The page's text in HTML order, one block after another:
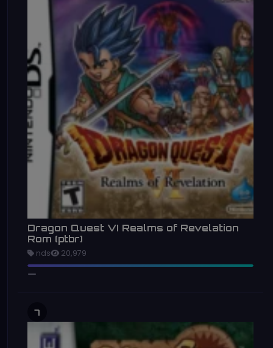
Dragon Quest VI Realms of Revelation
Rom (ptbr)
nds 20,979
7